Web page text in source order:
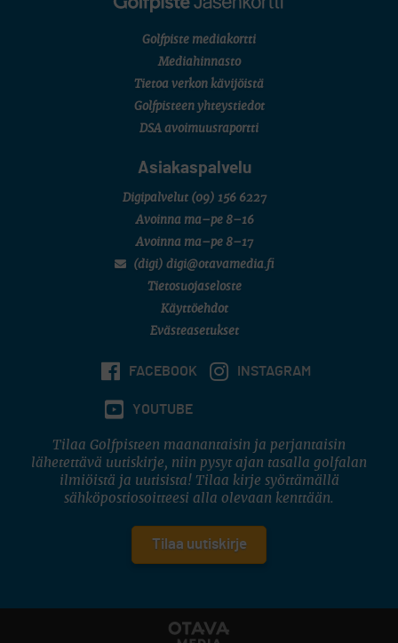
Golfpiste mediakortti
Mediahinnasto
Tietoa verkon kävijöistä
Golfpisteen yhteystiedot
DSA avoimuusraportti
Asiakaspalvelu
Digipalvelut (09) 156 6227
Avoinna ma–pe 8–16
Avoinna ma–pe 8–17
(digi) digi@otavamedia.fi
Tietosuojaseloste
Käyttöehdot
Evästeasetukset
FACEBOOK INSTAGRAM
YOUTUBE
Tilaa Golfpisteen maanantaisin ja perjantaisin
lähetettävä uutiskirje, niin pysyt ajan tasalla golfalan
ilmiöistä ja uutisista! Tilaa kirje syöttämällä
sähköpostiosoitteesi alla olevaan kenttään.
Tilaa uutiskirje